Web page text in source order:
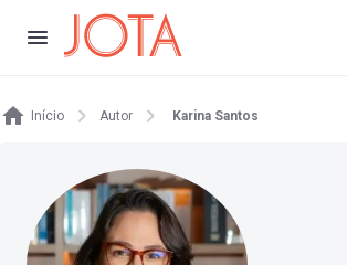
Início Autor Karina Santos